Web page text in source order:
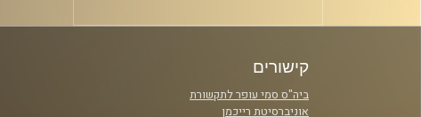
קישורים
ביה"ס סמי עופר לתקשורת
אוניברסיטת רייכמן